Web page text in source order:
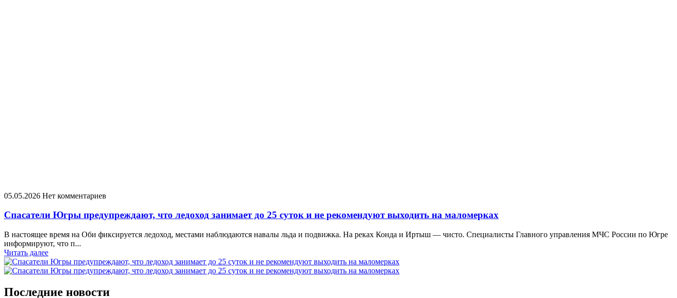
05.05.2026 Нет комментариев
Спасатели Югры предупреждают, что ледоход занимает до 25 суток и не рекомендуют выходить на маломерках
В настоящее время на Оби фиксируется ледоход, местами наблюдаются навалы льда и подвижка. На реках Конда и Иртыш — чисто. Специалисты Главного управления МЧС России по Югре
информируют, что п...
Читать далее
Последние новости